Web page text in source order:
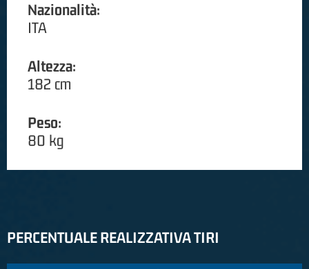
Nazionalità:
ITA
Altezza:
182 cm
Peso:
80 kg
PERCENTUALE REALIZZATIVA TIRI